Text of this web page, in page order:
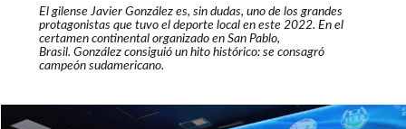
El gilense Javier González es, sin dudas, uno de los grandes
protagonistas que tuvo el deporte local en este 2022. En el
certamen continental organizado en San Pablo,
Brasil. González consiguió un hito histórico: se consagró
campeón sudamericano.